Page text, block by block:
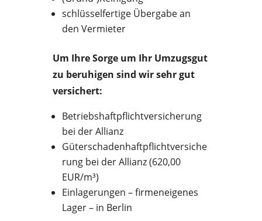
schlüsselfertige Übergabe an
den Vermieter
Um Ihre Sorge um Ihr Umzugsgut
zu beruhigen sind wir sehr gut
versichert:
Betriebshaftpflichtversicherung
bei der Allianz
Güterschadenhaftpflichtversiche
rung bei der Allianz (620,00
EUR/m³)
Einlagerungen – firmeneigenes
Lager – in Berlin